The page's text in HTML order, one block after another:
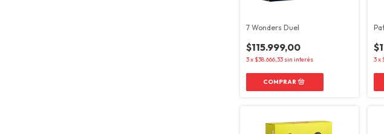
7 Wonders Duel
$115.999,00
3x $38.666,33 sin interés 3x